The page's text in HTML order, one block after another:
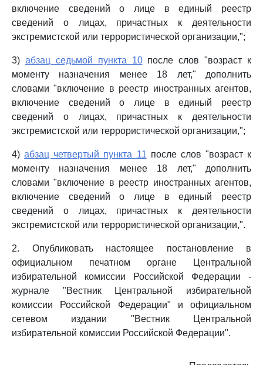
включение сведений о лице в единый реестр
сведений о лицах, причастных к деятельности
экстремистской или террористической организации,";
3) абзац седьмой пункта 10после слов "возраст к
моменту назначения менее 18 лет," дополнить
словами "включение в реестр иностранных агентов,
включение сведений о лице в единый реестр
сведений о лицах, причастных к деятельности
экстремистской или террористической организации,";
4)абзац четвертый пункта 11 после слов "возраст к
моменту назначения менее 18 лет," дополнить
словами "включение в реестр иностранных агентов,
включение сведений о лице в единый реестр
сведений о лицах, причастных к деятельности
экстремистской или террористической организации,".
2. Опубликовать настоящее постановление в
официальном печатном органе Центральной
избирательной комиссии Российской Федерации -
журнале "Вестник Центральной избирательной
комиссии Российской Федерации" и официальном
сетевом издании "Вестник Центральной
избирательной комиссии Российской Федерации".